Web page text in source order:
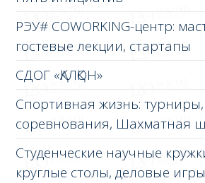
РЭУ# COWORKING-центр:
гостевые лекции, стартапы
СДОГ «ҚАЛҚОН»
Спортивная жизнь: турниры,
соревнования, Шахматная
Студенческие научные
круглые столы, деловые игры